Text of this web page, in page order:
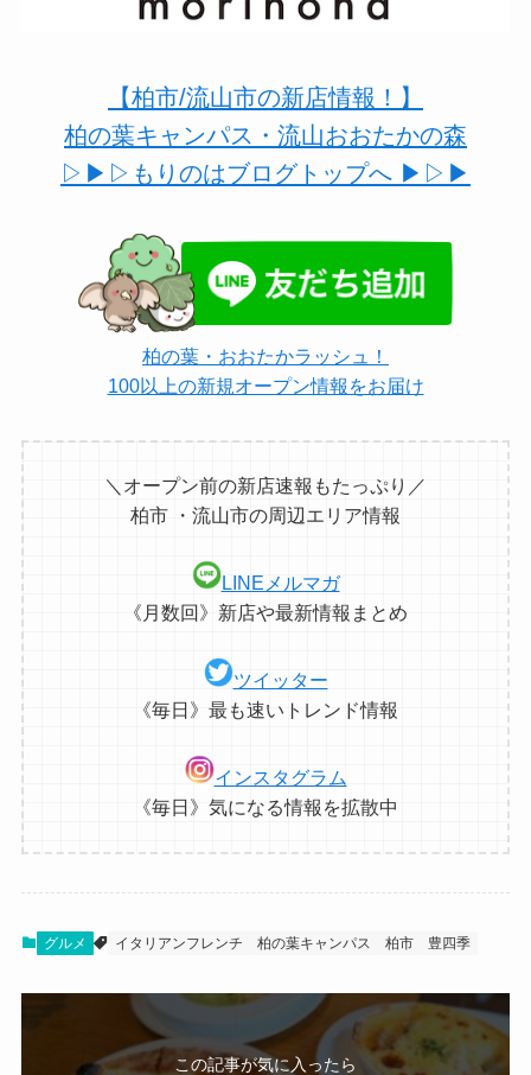
【柏市/流山市の新店情報！】
柏の葉キャンパス・流山おおたかの森
▷▶︎▷もりのはブログトップへ ▶︎▷▶︎
柏の葉・おおたかラッシュ！
100以上の新規オープン情報をお届け
＼オープン前の新店速報もたっぷり／
柏市 ・流山市の周辺エリア情報
LINEメルマガ
《月数回》新店や最新情報まとめ
ツイッター
《毎日》最も速いトレンド情報
インスタグラム
《毎日》気になる情報を拡散中
グルメ イタリアンフレンチ 柏の葉キャンパス 柏市 豊四季
この記事が気に入ったら